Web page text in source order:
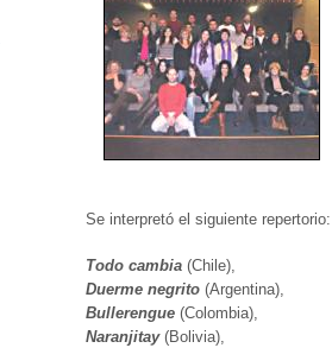
Se interpretó el siguiente repertorio:
Todo cambia (Chile),
Duerme negrito (Argentina),
Bullerengue (Colombia),
Naranjitay(Bolivia),